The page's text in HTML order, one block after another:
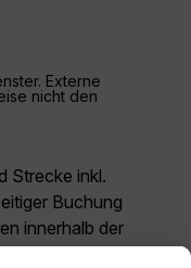
Externe
nicht den
Strecke inkl.
Buchung
innerhalb der